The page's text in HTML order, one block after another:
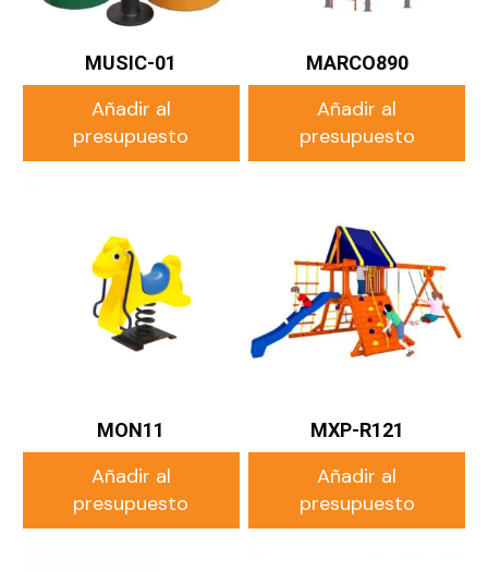
MUSIC-01
Añadir al
presupuesto
MARCO890
Añadir al
presupuesto
MON11
Añadir al
presupuesto
MXP-R121
Añadir al
presupuesto